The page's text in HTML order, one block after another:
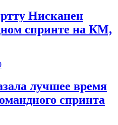
Нисканен
спринте на КМ,
лучшее время
спринта